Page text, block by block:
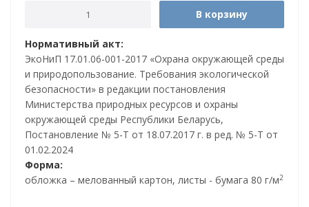
В корзину
Нормативный акт:
ЭкоНиП 17.01.06-001-2017 «Охрана окружающей среды
и природопользование. Требования экологической
безопасности» в редакции постановления
Министерства природных ресурсов и охраны
окружающей среды Республики Беларусь,
Постановление № 5-Т от 18.07.2017 г. в ред. № 5-Т от
01.02.2024
Форма:
обложка – мелованный картон, листы - бумага 80 г/м2